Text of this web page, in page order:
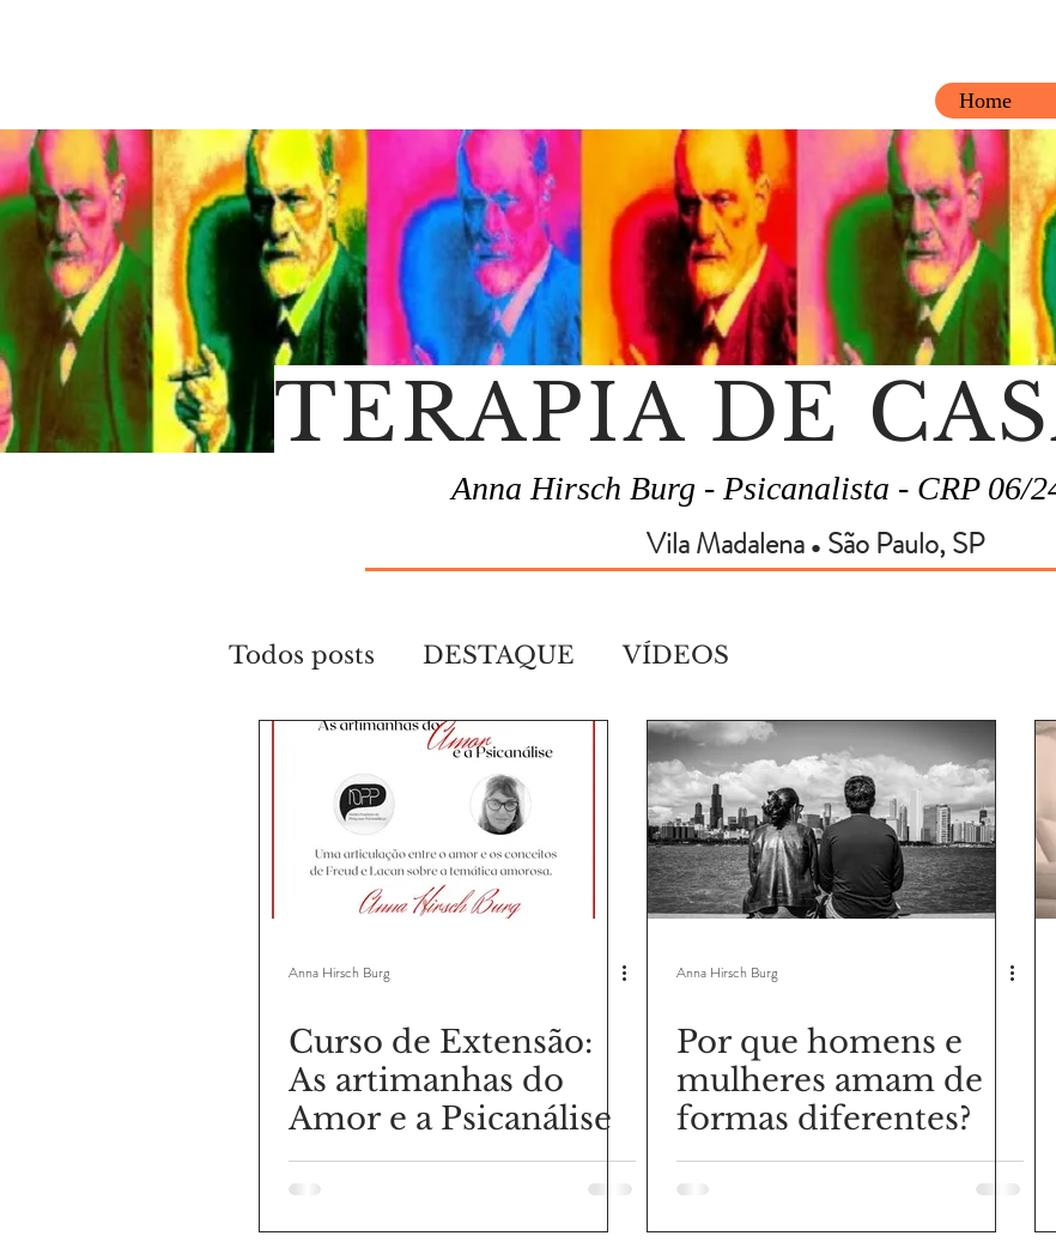
Home
TERAPIA DE
Anna Hirsch Burg - Psicanalista - CRP 06/
Vila Madalena ● São Paulo, SP
Todos posts DESTAQUE VÍDEOS
Anna Hirsch Burg
Curso de Extensão:
As artimanhas do
Amor e a Psicanálise
Anna Hirsch Burg
Por que homens e
mulheres amam de
formas diferentes?